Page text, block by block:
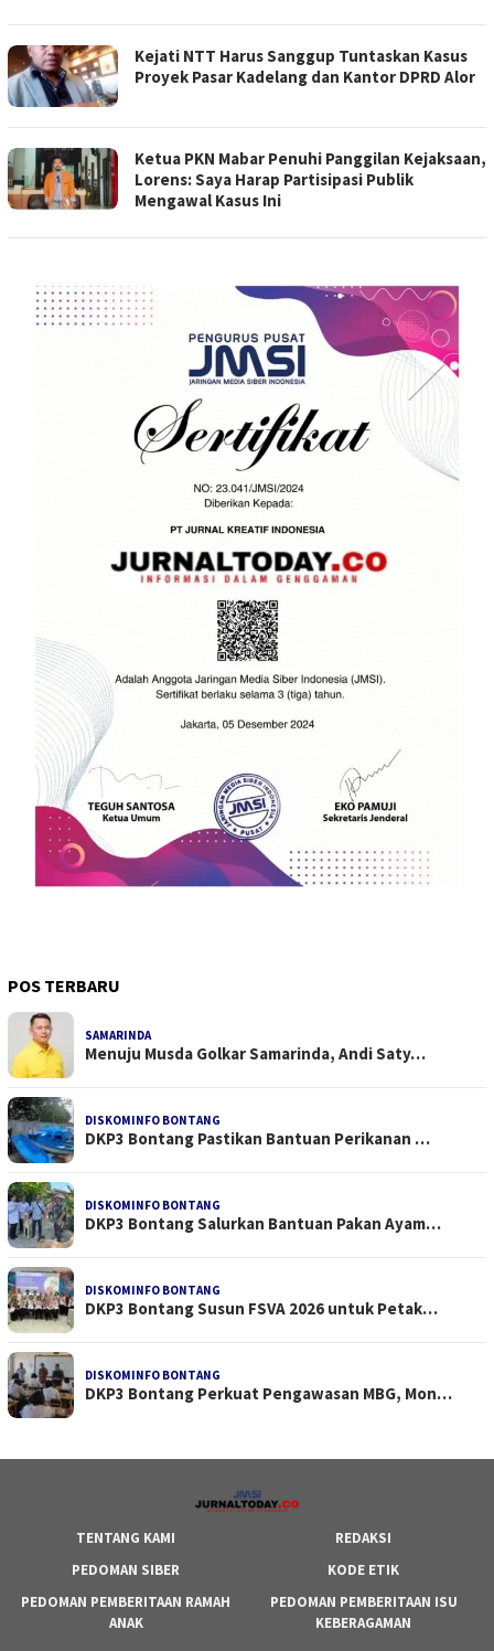
Kejati NTT Harus Sanggup Tuntaskan Kasus
Proyek Pasar Kadelang dan Kantor DPRD Alor
Ketua PKN Mabar Penuhi Panggilan Kejaksaan,
Lorens: Saya Harap Partisipasi Publik
Mengawal Kasus Ini
POS TERBARU
SAMARINDA
Menuju Musda Golkar Samarinda, Andi Saty…
DISKOMINFO BONTANG
DKP3 Bontang Pastikan Bantuan Perikanan …
DISKOMINFO BONTANG
DKP3 Bontang Salurkan Bantuan Pakan Ayam…
DISKOMINFO BONTANG
DKP3 Bontang Susun FSVA 2026 untuk Petak…
DISKOMINFO BONTANG
DKP3 Bontang Perkuat Pengawasan MBG, Mon…
TENTANG KAMI
REDAKSI
PEDOMAN SIBER
KODE ETIK
PEDOMAN PEMBERITAAN RAMAH
ANAK
PEDOMAN PEMBERITAAN ISU
KEBERAGAMAN